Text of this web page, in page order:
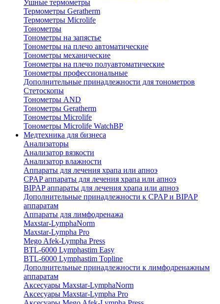
Ушные термометры
Термометры Geratherm
Термометры Microlife
Тонометры
Тонометры на запястье
Тонометры на плечо автоматические
Тонометры механические
Тонометры на плечо полуавтоматические
Тонометры профессиональные
Дополнительные принадлежности для тонометров
Стетоскопы
Тонометры AND
Тонометры Geratherm
Тонометры Microlife
Тонометры Microlife WatchBP
Медтехника для бизнеса
Анализаторы
Анализатор вязкости
Анализатор влажности
Аппараты для лечения храпа или апноэ
CPAP аппараты для лечения храпа или апноэ
BIPAP аппараты для лечения храпа или апноэ
Дополнительные принадлежности к CPAP и BIPAP
аппаратам
Аппараты для лимфодренажа
Maxstar-LymphaNorm
Maxstar-Lympha Pro
Mego Afek-Lympha Press
BTL-6000 Lymphastim Easy
BTL-6000 Lymphastim Topline
Дополнительные принадлежности к лимфодренажным
аппаратам
Аксесуары Maxstar-LymphaNorm
Аксесуары Maxstar-Lympha Pro